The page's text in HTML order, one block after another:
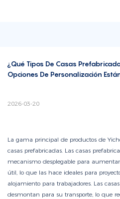
¿Qué Tipos De Casas
Opciones De Personalización
2026-03-20
La gama principal de productos de
casas prefabricadas. Las casas
mecanismo desplegable para
útil, lo que las hace ideales para
alojamiento para trabajadores. Las
desmontan para su transporte, lo que